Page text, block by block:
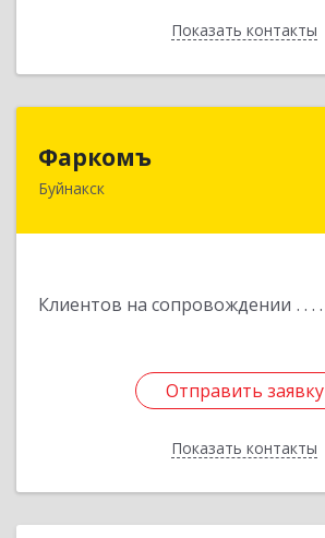
Показать контакты
Назад
Фаркомъ
Буйнакск
Клиентов на сопровождении
Отправить заявку
Показать контакты
Отправить заявку
Назад